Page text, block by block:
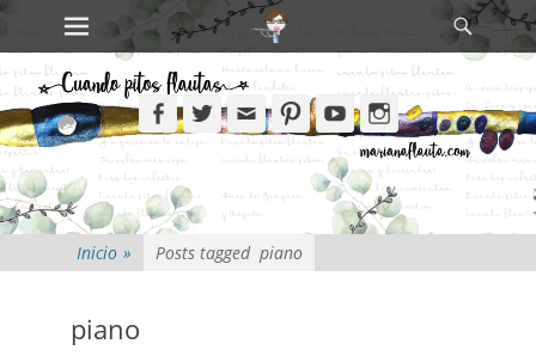
Skip
content
Primary Menu Search
Facebook
TwitterEmailPinterestYouTubeInstagram
Inicio » Posts tagged piano
piano